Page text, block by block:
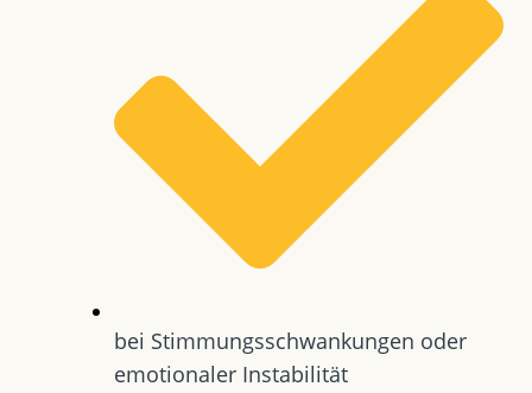
bei Stimmungsschwankungen oder
emotionaler Instabilität